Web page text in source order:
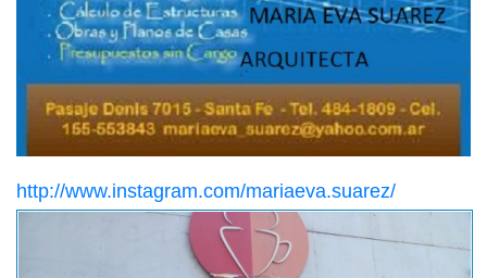
http://www.instagram.com/mariaeva.suarez/